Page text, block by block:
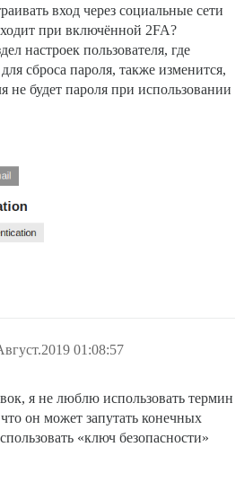
вход через социальные сети
при включённой 2FA?
настроек пользователя, где
сброса пароля, также изменится,
не будет пароля при использовании
01:08:57
я не люблю использовать термин
он может запутать конечных
«ключ безопасности»